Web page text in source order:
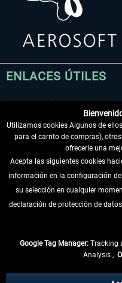
ENLACES ÚTILES
DESISTIR DEL CONTRATO
INFORMACIÓN
Utilizamos cookies Algunos de
para el carrito de compras),
ofrecerle una
Acepta las siguientes cookies
información en la configuración
su selección en cualquier
declaración de protección de
Google Tag Manager: Tracking
Analysis ,